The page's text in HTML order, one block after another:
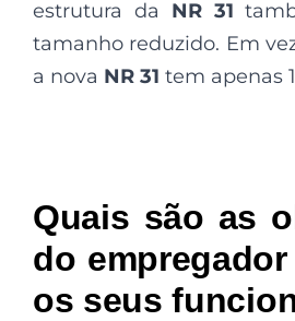
estrutura da NR 31
tamanho reduzido. Em
a nova NR 31 tem apenas
Quais são as
do
os seus